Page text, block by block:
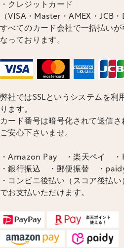
・クレジットカード
（VISA・Master・AMEX・JCB・
すべてのカード会社で一括払いが
なっております。
弊社ではSSLというシステムを利
ります。
カード番号は暗号化されて送信さ
ご安心下さいませ。
・Amazon Pay ・楽天ペイ ・
・銀行振込 ・郵便振替 ・
・コンビニ後払い（スコア後払い
でお支払いただけます。